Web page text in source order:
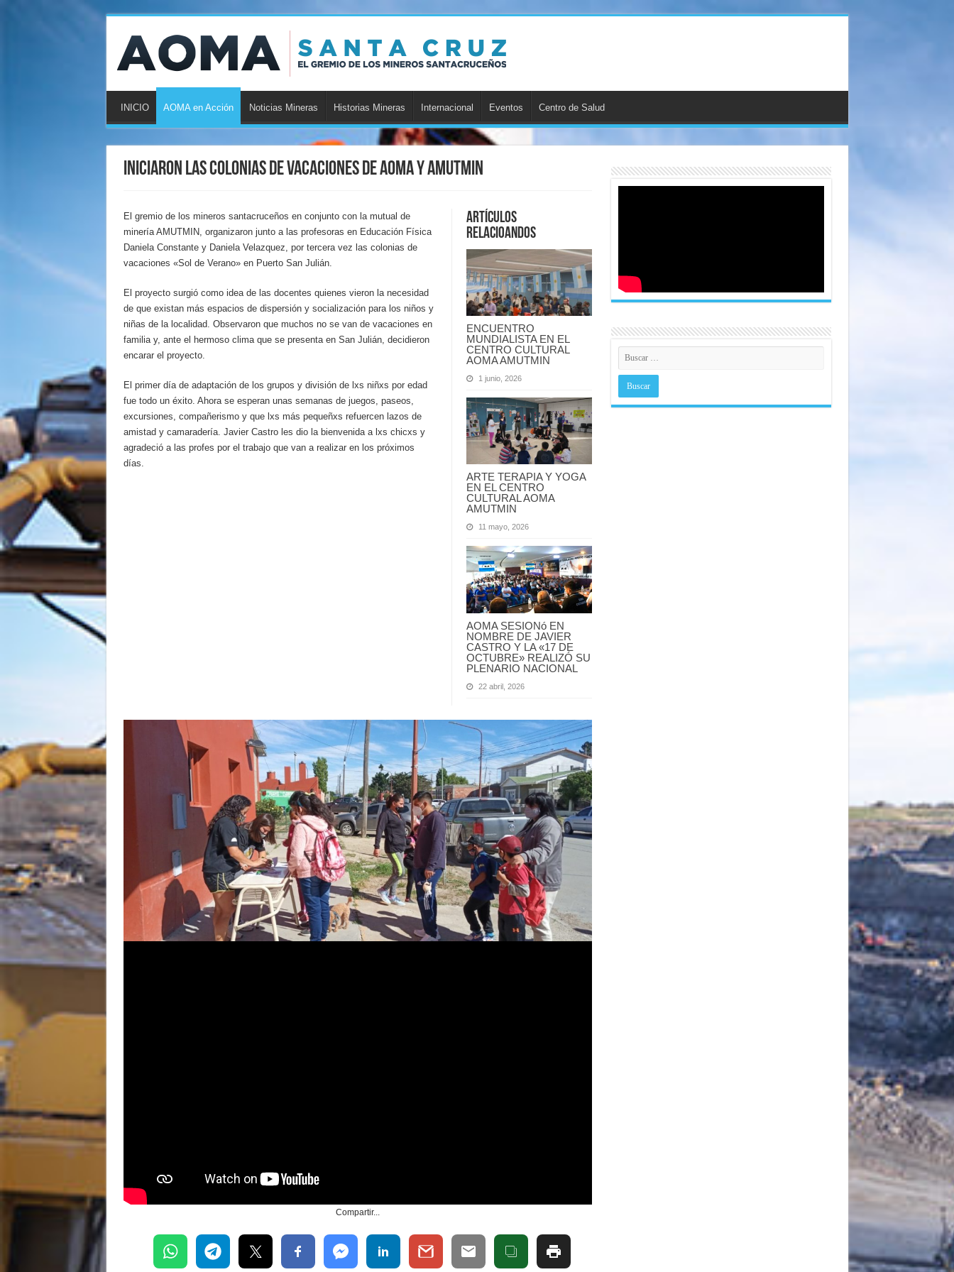
INICIO AOMA en Acción Noticias Mineras Historias Mineras Internacional Eventos Centro de Salud
Iniciaron las colonias de vacaciones de AOMA y AMUTMIN
Artículos
relacioandos
ENCUENTRO
MUNDIALISTA EN EL
CENTRO CULTURAL
AOMA AMUTMIN
1 junio, 2026
ARTE TERAPIA Y YOGA
EN EL CENTRO
CULTURAL AOMA
AMUTMIN
11 mayo, 2026
AOMA SESIONó EN
NOMBRE DE JAVIER
CASTRO Y LA «17 DE
OCTUBRE» REALIZÓ SU
PLENARIO NACIONAL
22 abril, 2026
El gremio de los mineros santacruceños en conjunto con la mutual de
minería AMUTMIN, organizaron junto a las profesoras en Educación Física
Daniela Constante y Daniela Velazquez, por tercera vez las colonias de
vacaciones «Sol de Verano» en Puerto San Julián.
El proyecto surgió como idea de las docentes quienes vieron la necesidad
de que existan más espacios de dispersión y socialización para los niños y
niñas de la localidad. Observaron que muchos no se van de vacaciones en
familia y, ante el hermoso clima que se presenta en San Julián, decidieron
encarar el proyecto.
El primer día de adaptación de los grupos y división de lxs niñxs por edad
fue todo un éxito. Ahora se esperan unas semanas de juegos, paseos,
excursiones, compañerismo y que lxs más pequeñxs refuercen lazos de
amistad y camaradería. Javier Castro les dio la bienvenida a lxs chicxs y
agradeció a las profes por el trabajo que van a realizar en los próximos
días.
Compartir...